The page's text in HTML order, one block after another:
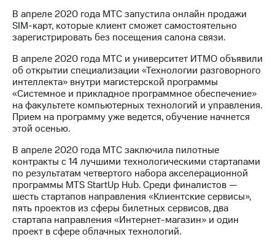
В апреле 2020 года МТС запустила онлайн продажи
SIM-карт, которые клиент сможет самостоятельно
зарегистрировать без посещения салона связи.
В апреле 2020 года МТС и университет ИТМО объявили
об открытии специализации «Технологии разговорного
интеллекта» внутри магистерской программы
«Системное и прикладное программное обеспечение»
на факультете компьютерных технологий и управления.
Прием на программу уже ведется, обучение начнется
этой осенью.
В апреле 2020 года МТС заключила пилотные
контракты с 14 лучшими технологическими стартапами
по результатам четвертого набора акселерационной
программы MTS StartUp Hub. Среди финалистов —
шесть стартапов направления «Клиентские сервисы»,
пять проектов из сферы билетных сервисов, два
стартапа направления «Интернет-магазин» и один
проект в сфере облачных технологий.